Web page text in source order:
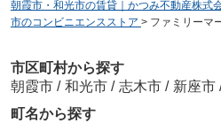
朝霞市・和光市の賃貸｜かつみ不動産株式
市のコンビニエンスストア > ファミリーマ
市区町村から探す
朝霞市 / 和光市 / 志木市 / 新座市
町名から探す